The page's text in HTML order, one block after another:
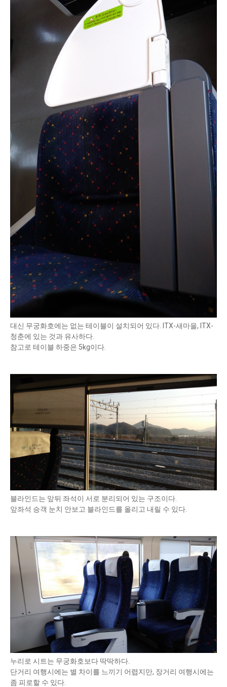
대신 무궁화호에는 없는 테이블이 설치되어 있다. ITX-새마을, ITX-
청춘에 있는 것과 유사하다.
참고로 테이블 하중은 5kg이다.
블라인드는 앞뒤 좌석이 서로 분리되어 있는 구조이다.
앞좌석 승객 눈치 안보고 블라인드를 올리고 내릴 수 있다.
누리로 시트는 무궁화호보다 딱딱하다.
단거리 여행시에는 별 차이를 느끼기 어렵지만, 장거리 여행시에는
좀 피로할 수 있다.